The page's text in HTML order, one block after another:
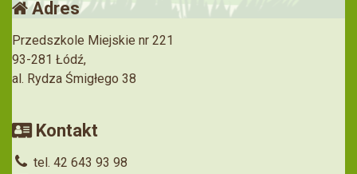
Adres
Przedszkole Miejskie nr 221
93-281 Łódź,
al. Rydza Śmigłego 38
Kontakt
tel. 42 643 93 98